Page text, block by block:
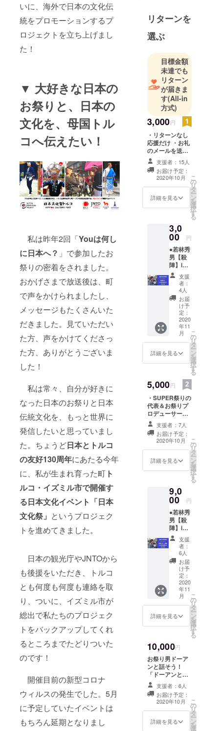
いに、海外で日本の文化伝
統をプロモーションするプ
ロジェクトを立ち上げまし
た！
▼ 大好きな日本の
お祭りと、日本の
文化を、母国トル
コへ伝えたい！
私は昨年2回「Youは何し
に日本へ？ 」で参加したお
祭りの密着をされました。
おかげさまで放送後は、町
で声をかけられましたし、
メッセージもたくさんいた
だきました。見ていただい
た方、声をかけてくださっ
た方、ありがとうございま
した！
私は常々、自分が好きに
なった日本のお祭りと日本
伝統文化を、もっと世界に
発信したいと思っていまし
た。ちょうど日本とトルコ
の友好130周年にあたる今年
に、私が生まれ育った町 ト
ルコ・イズミル市で開催す
る日本文化イベント「日本
文化祭」 というプロジェク
トを進めてきました。
日本の観光庁やJNTOから
も後援をいただき、トルコ
とも何度も何度も連絡を取
り、ついに、イズミル市が
総出で私たちのプロジェク
トをバックアップしてくれ
るところまでたどりついた
のです！
開催目前の新型コロナ
ウィルスの発生でした。5月
に予定していたイベントは
もちろん延期となりまし
です。
SUPER祭り
合同会社が
ます。
私たちは
日々の生活
を快適に、
楽しく過ご
すことがで
きるための
手段のひと
つとして、
品質の良い
EVを普及さ
せることを
目標として
います。海
質でかっこ
よく便利な
ものが進ん
で使われて
います。日
本でもを移
動手段のメ
インとして
どんどん小
型電動モビ
リティを使
うようにな
り、良いも
キックボー
ドは危ない
おもちゃ、
という偏見
をなくして
未来に進ん
で行きたい
という願い
動していま
リターンを
選ぶ
目標金額
未達でも
リターン
が届きま
す(All-in
方式)
3,000円
・リターンなし
応援だけ ・お礼
のメールを送ら
せていただきま
す ・支援金は大
切に使わせてい
ただきます。
支援者：15人
お届け予定：
2020年10月
詳細を見る
こ
の
リ
タ
ー
ン
を
選
択
す
る
3,0
00 円
●若林秀
男【殺
陣】in
Turkey
プロマ
イド ※
支援者
様限定
品 ・殺
陣演
者、若
林秀男
のトル
コの風
景を
バック
した当
イベン
ト特製
プロマ
イド
（郵
送） ・
当イベ
ントが
新型コ
ロナ
先の日
程に
なった
場合で
も、当
リター
ン品の
郵送は
させて
いただ
きま
す。ま
た、日
程やリ
ターン
るご連
絡もき
にてお
送りい
たしま
す。
支援
者：
4人
お届
け予
定：
2020
年11
月
詳細を見る
こ
の
リ
タ
ー
ン
を
選
択
す
る
5,000円
・SUPER祭りの
代表＆お祭りプ
ロデューサー・
ドーアンの直筆
お礼メッセージ
支援者：7人
お届け予定：
2020年10月
詳細を見る
こ
の
リ
タ
ー
ン
を
選
択
す
る
9,0
00 円
●若林秀
男【殺
陣】in
Turkey
3点
set ※
支援者
様限定
品 ①
殺陣演
者、若
林秀男
のトル
コの風
景を
バック
した当
イベン
ト特製
プロマ
イド
（郵
送）
②トル
コでの
ト出演
支援
者：
6人
お届
け予
定：
2020
年11
月
詳細を見る
こ
の
リ
タ
ー
ン
を
選
択
す
る
10,000円
お祭り男ドーア
ンと話そう！
「ドーアンとオ
ンライン
CAFE」 ・
ZOOMで行いま
す。時間は1時間
ほど。 ・平日と
土日の15時以降
支援者：6人
お届け予定：
2020年10月
詳細を見る
こ
の
リ
タ
ー
ン
を
選